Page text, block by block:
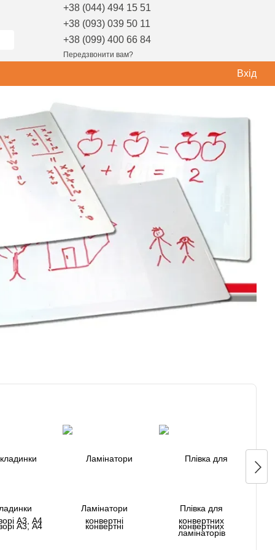
+38 (044) 494 15 51
+38 (093) 039 50 11
+38 (099) 400 66 84
Передзвонити вам?
Вхід
А3, А4
Ламінатори
конвертні
Плівка для
конвертних
ламінаторів